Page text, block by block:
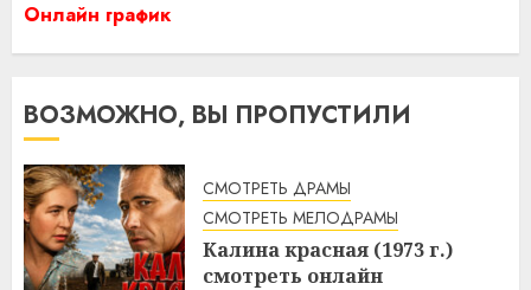
Онлайн график
ВОЗМОЖНО, ВЫ ПРОПУСТИЛИ
СМОТРЕТЬ ДРАМЫ
СМОТРЕТЬ МЕЛОДРАМЫ
Калина красная (1973 г.)
смотреть онлайн